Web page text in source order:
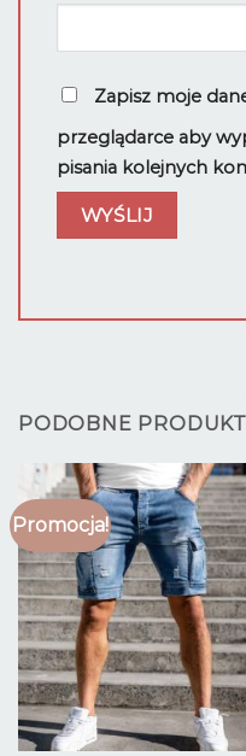
Zapisz moje
przeglądarce aby
pisania kolejnych
PODOBNE
Promocja!